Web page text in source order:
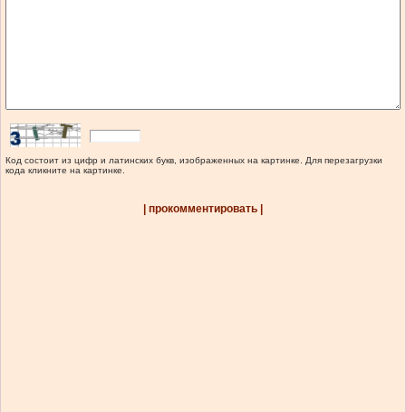
Код состоит из цифр и латинских букв, изображенных на картинке. Для перезагрузки
кода кликните на картинке.
| прокомментировать |